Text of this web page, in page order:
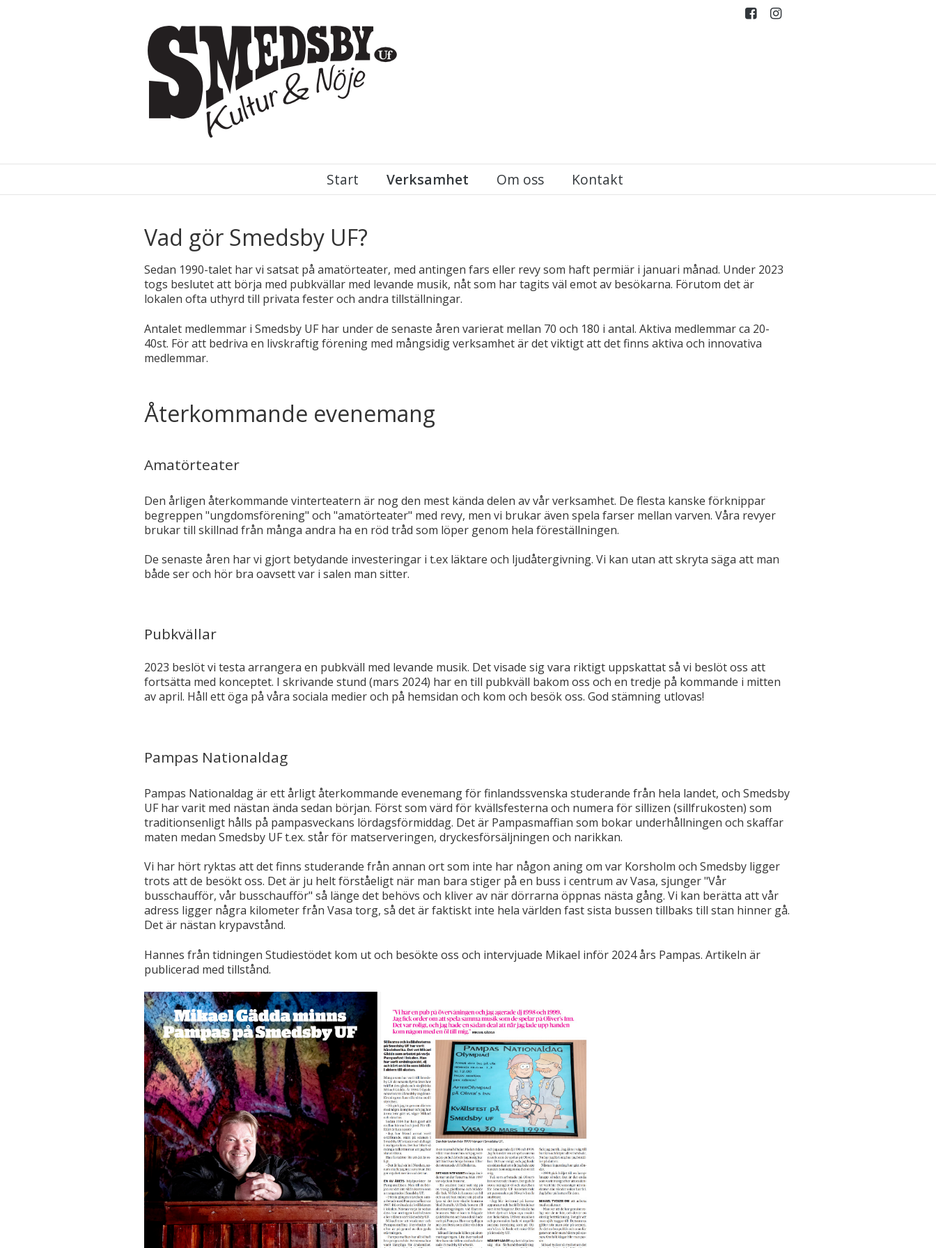
Start Verksamhet Om oss Kontakt
Vad gör Smedsby UF?
Sedan 1990-talet har vi satsat på amatörteater, med antingen fars eller revy som haft permiär i januari månad. Under 2023
togs beslutet att börja med pubkvällar med levande musik, nåt som har tagits väl emot av besökarna. Förutom det är
lokalen ofta uthyrd till privata fester och andra tillställningar.
Antalet medlemmar i Smedsby UF har under de senaste åren varierat mellan 70 och 180 i antal. Aktiva medlemmar ca 20-
40st. För att bedriva en livskraftig förening med mångsidig verksamhet är det viktigt att det finns aktiva och innovativa
medlemmar.
Återkommande evenemang
Amatörteater
Den årligen återkommande vinterteatern är nog den mest kända delen av vår verksamhet. De flesta kanske förknippar
begreppen "ungdomsförening" och "amatörteater" med revy, men vi brukar även spela farser mellan varven. Våra revyer
brukar till skillnad från många andra ha en röd tråd som löper genom hela föreställningen.
De senaste åren har vi gjort betydande investeringar i t.ex läktare och ljudåtergivning. Vi kan utan att skryta säga att man
både ser och hör bra oavsett var i salen man sitter.
Pubkvällar
2023 beslöt vi testa arrangera en pubkväll med levande musik. Det visade sig vara riktigt uppskattat så vi beslöt oss att
fortsätta med konceptet. I skrivande stund (mars 2024) har en till pubkväll bakom oss och en tredje på kommande i mitten
av april. Håll ett öga på våra sociala medier och på hemsidan och kom och besök oss. God stämning utlovas!
Pampas Nationaldag
Pampas Nationaldag är ett årligt återkommande evenemang för finlandssvenska studerande från hela landet, och Smedsby
UF har varit med nästan ända sedan början. Först som värd för kvällsfesterna och numera för sillizen (sillfrukosten) som
traditionsenligt hålls på pampasveckans lördagsförmiddag. Det är Pampasmaffian som bokar underhållningen och skaffar
maten medan Smedsby UF t.ex. står för matserveringen, dryckesförsäljningen och narikkan.
Vi har hört ryktas att det finns studerande från annan ort som inte har någon aning om var Korsholm och Smedsby ligger
trots att de besökt oss. Det är ju helt förståeligt när man bara stiger på en buss i centrum av Vasa, sjunger "Vår
busschaufför, vår busschaufför" så länge det behövs och kliver av när dörrarna öppnas nästa gång. Vi kan berätta att vår
adress ligger några kilometer från Vasa torg, så det är faktiskt inte hela världen fast sista bussen tillbaks till stan hinner gå.
Det är nästan krypavstånd.
Hannes från tidningen Studiestödet kom ut och besökte oss och intervjuade Mikael inför 2024 års Pampas. Artikeln är
publicerad med tillstånd.